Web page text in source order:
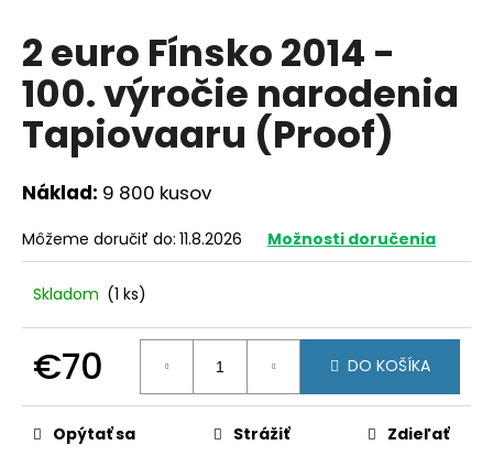
2 euro Fínsko 2014 -
100. výročie narodenia
Tapiovaaru (Proof)
Náklad: 9 800 kusov
Môžeme doručiť do: 11.8.2026 Možnosti doručenia
Skladom (1 ks)
€70
cena:
DO KOŠÍKA
Opýtať sa Strážiť Zdieľať
j
s
ť
?
O
d
p
o